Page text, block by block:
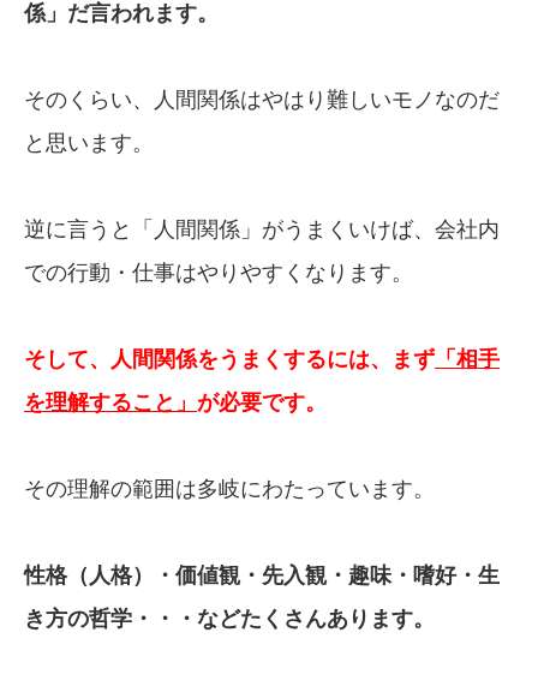
係」だ言われます。
そのくらい、人間関係はやはり難しいモノなのだ
と思います。
逆に言うと「人間関係」がうまくいけば、会社内
での行動・仕事はやりやすくなります。
そして、人間関係をうまくするには、まず 「相手
を理解すること」 が必要です。
その理解の範囲は多岐にわたっています。
性格（人格）・価値観・先入観・趣味・嗜好・生
き方の哲学・・・などたくさんあります。